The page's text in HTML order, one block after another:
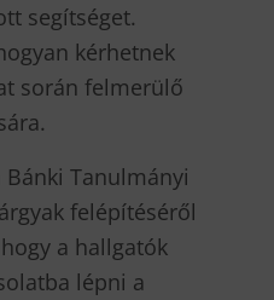
segítséget.
kérhetnek
során felmerülő
Bánki Tanulmányi
felépítéséről
a hallgatók
lépni a